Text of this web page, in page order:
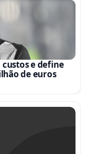
custos e define
de euros